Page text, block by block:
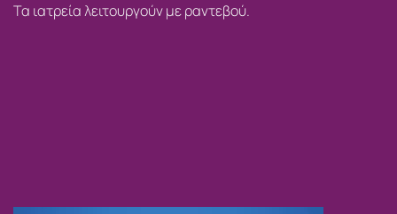
Τα ιατρεία λειτουργούν με ραντεβού.